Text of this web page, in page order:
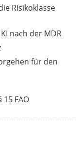
Risikoklasse
nach der MDR
für den
FAO